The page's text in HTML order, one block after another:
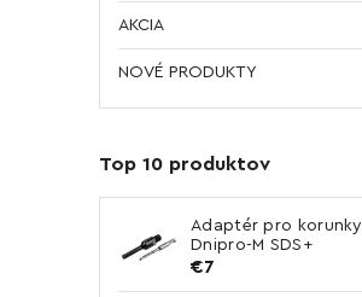
AKCIA
NOVÉ PRODUKTY
Top 10 produktov
Adaptér pro korunky
Dnipro-M SDS+
€7